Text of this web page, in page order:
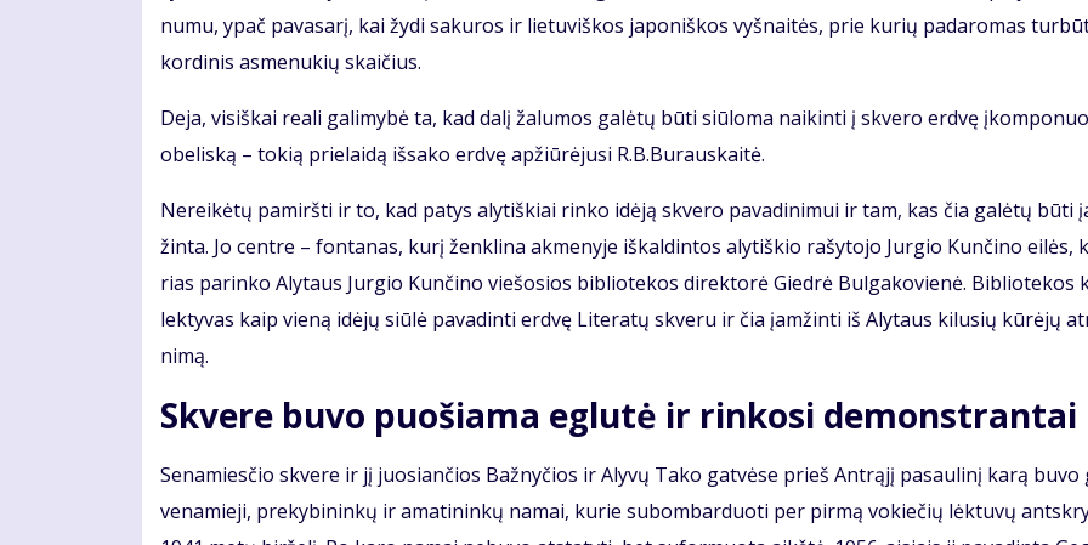
nu­mu, ypač pa­va­sa­rį, kai žy­di sa­ku­ros ir lie­tu­viš­kos ja­po­niš­kos vyš­nai­tės, prie ku­rių pa­da­ro­mas
kor­di­nis as­me­nu­kių skai­čius.
De­ja, vi­siš­kai re­a­li ga­li­my­bė ta, kad da­lį ža­lu­mos galėtų būti siū­lo­ma nai­kin­ti į skve­ro erd­vę
obe­lis­ką – to­kią prie­lai­dą iš­sa­ko erd­vę ap­žiū­rė­ju­si R.B.Bu­raus­kai­tė.
Ne­rei­kė­tų pa­mirš­ti ir to, kad pa­tys aly­tiš­kiai rin­ko idė­ją skve­ro pa­va­di­ni­mui ir tam, kas čia ga­lė­tų bū­ti
žin­ta. Jo cen­tre – fon­ta­nas, ku­rį žen­kli­na ak­me­ny­je iš­kal­din­tos aly­tiš­kio ra­šy­to­jo Jur­gio Kun­či­no ei­lės,
rias pa­rin­ko Aly­taus Jur­gio Kun­či­no vie­šo­sios bib­lio­te­kos di­rek­to­rė Gied­rė Bul­ga­ko­vie­nė. Bib­lio­te­kos
lek­ty­vas kaip vie­ną idė­jų siū­lė pa­va­din­ti erd­vę Li­te­ra­tų skve­ru ir čia įam­žin­ti iš Aly­taus ki­lu­sių kū­rė­jų
ni­mą.
Skve­re bu­vo puo­šia­ma eg­lu­tė ir rin­ko­si de­monst­ran­tai
Se­na­mies­čio skve­re ir jį juo­sian­čios Baž­ny­čios ir Aly­vų Ta­ko gat­vė­se prieš Ant­rą­jį pa­sau­li­nį ka­rą
ve­na­mie­ji, pre­ky­bi­nin­kų ir ama­ti­nin­kų na­mai, ku­rie su­bom­bar­duo­ti per pir­mą vo­kie­čių lėk­tu­vų